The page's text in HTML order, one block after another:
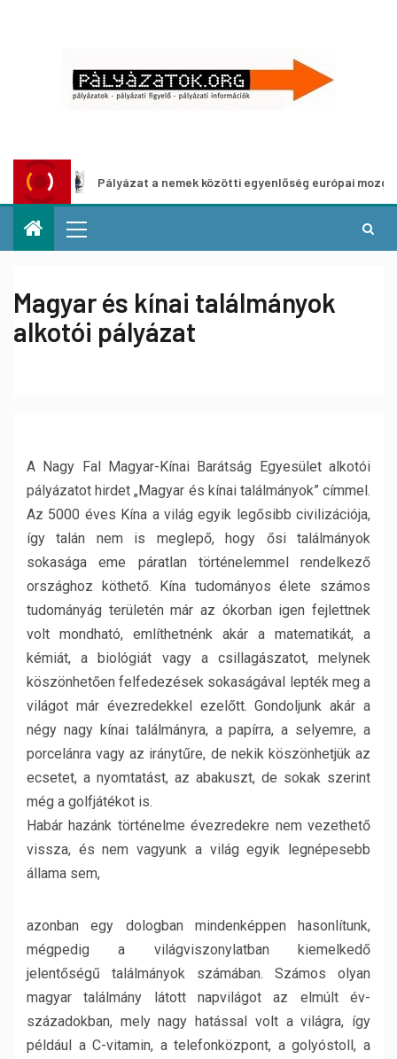
Pályázat a nemek közötti egyenlőség európai mozgalmainak
Magyar és kínai találmányok
alkotói pályázat
A Nagy Fal Magyar-Kínai Barátság Egyesület alkotói
pályázatot hirdet „Magyar és kínai találmányok” címmel.
Az 5000 éves Kína a világ egyik legősibb civilizációja,
így talán nem is meglepő, hogy ősi találmányok
sokasága eme páratlan történelemmel rendelkező
országhoz köthető. Kína tudományos élete számos
tudományág területén már az ókorban igen fejlettnek
volt mondható, említhetnénk akár a matematikát, a
kémiát, a biológiát vagy a csillagászatot, melynek
köszönhetően felfedezések sokaságával lepték meg a
világot már évezredekkel ezelőtt. Gondoljunk akár a
négy nagy kínai találmányra, a papírra, a selyemre, a
porcelánra vagy az iránytűre, de nekik köszönhetjük az
ecsetet, a nyomtatást, az abakuszt, de sokak szerint
még a golfjátékot is.
Habár hazánk történelme évezredekre nem vezethető
vissza, és nem vagyunk a világ egyik legnépesebb
állama sem,
azonban egy dologban mindenképpen hasonlítunk,
mégpedig a világviszonylatban kiemelkedő
jelentőségű találmányok számában. Számos olyan
magyar találmány látott napvilágot az elmúlt év-
századokban, mely nagy hatással volt a világra, így
például a C-vitamin, a telefonközpont, a golyóstoll, a